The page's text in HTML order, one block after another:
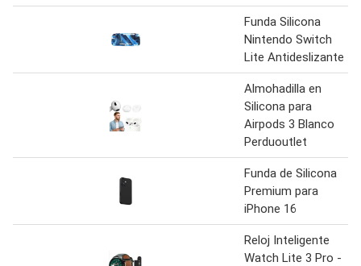
Funda Silicona
Nintendo Switch
Lite Antideslizante
Almohadilla en
Silicona para
Airpods 3 Blanco
Perduoutlet
Funda de Silicona
Premium para
iPhone 16
Reloj Inteligente
Watch Lite 3 Pro -